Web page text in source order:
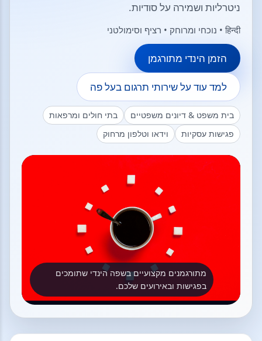
ניטרליות ושמירה על סודיות.
हिन्दी • נוכחי ומרוחק • רציף וסימולטני
הזמן הינדי מתורגמן
למד עוד על שירותי תרגום בעל פה
בית משפט & דיונים משפטיים
בתי חולים ומרפאות
פגישות עסקיות
וידאו וטלפון מרחוק
מתורגמנים מקצועיים בשפה הינדי שתומכים
בפגישות ובאירועים שלכם.